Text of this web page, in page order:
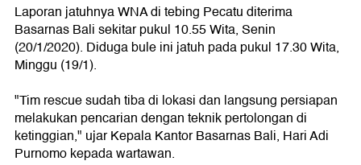
Laporan jatuhnya WNA di tebing Pecatu diterima
Basarnas Bali sekitar pukul 10.55 Wita, Senin
(20/1/2020). Diduga bule ini jatuh pada pukul 17.30 Wita,
Minggu (19/1).
"Tim rescue sudah tiba di lokasi dan langsung persiapan
melakukan pencarian dengan teknik pertolongan di
ketinggian," ujar Kepala Kantor Basarnas Bali, Hari Adi
Purnomo kepada wartawan.